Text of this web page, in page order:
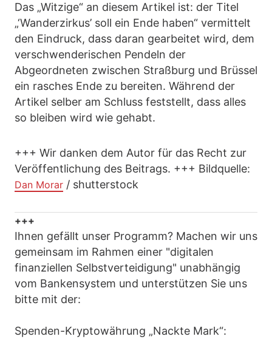
Das „Witzige“ an diesem Artikel ist: der Titel
„‘Wanderzirkus’ soll ein Ende haben“ vermittelt
den Eindruck, dass daran gearbeitet wird, dem
verschwenderischen Pendeln der
Abgeordneten zwischen Straßburg und Brüssel
ein rasches Ende zu bereiten. Während der
Artikel selber am Schluss feststellt, dass alles
so bleiben wird wie gehabt.
+++ Wir danken dem Autor für das Recht zur
Veröffentlichung des Beitrags. +++ Bildquelle:
Dan Morar / shutterstock
+++
Ihnen gefällt unser Programm? Machen wir uns
gemeinsam im Rahmen einer "digitalen
finanziellen Selbstverteidigung" unabhängig
vom Bankensystem und unterstützen Sie uns
bitte mit der:
Spenden-Kryptowährung „Nackte Mark“: